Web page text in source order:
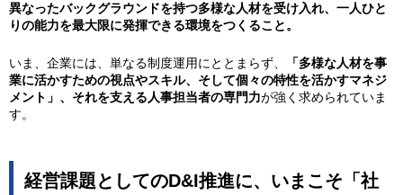
異なったバックグラウンドを持つ多様な人材を受け入れ、一人ひと
りの能力を最大限に発揮できる環境をつくること。
いま、企業には、単なる制度運用にととまらず、
「多様な人材を事
業に活かすための視点やスキル、そして個々の特性を活かすマネジ
メント」、それを支える人事担当者の専門力が強く求められていま
す。
経営課題としてのD&I推進に、いまこそ「社